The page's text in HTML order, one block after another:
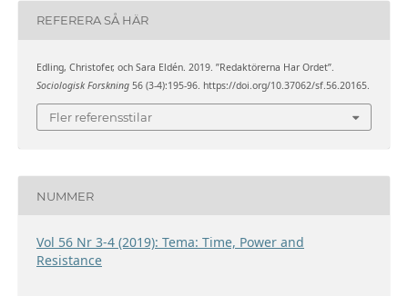
REFERERA SÅ HÄR
Edling, Christofer, och Sara Eldén. 2019. ”Redaktörerna Har Ordet”.
Sociologisk Forskning56 (3-4):195-96. https://doi.org/10.37062/sf.56.20165.
Fler referensstilar
NUMMER
Vol 56 Nr 3-4 (2019): Tema: Time, Power and
Resistance